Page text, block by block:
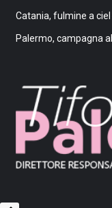
Catania, fulmine a
Palermo, campagna